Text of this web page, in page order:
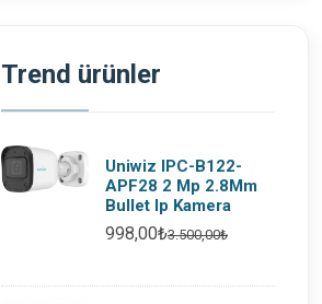
Trend ürünler
Uniwiz IPC-B122-
APF28 2 Mp 2.8Mm
Bullet Ip Kamera
998,00₺3.500,00₺